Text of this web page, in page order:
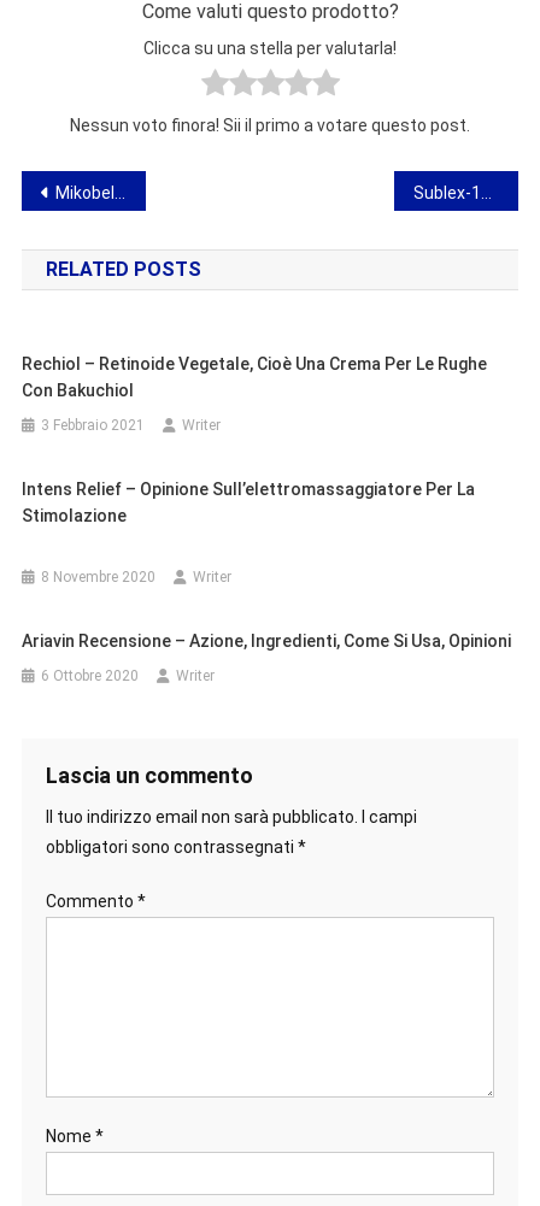
Come valuti questo prodotto?
Clicca su una stella per valutarla!
Nessun voto finora! Sii il primo a votare questo post.
Navigazione
articoli
Mikobelle – opinione su un balsamo per capelli naturale
RELATED POSTS
Rechiol – Retinoide Vegetale, Cioè Una Crema Per Le Rughe
Con Bakuchiol
3 Febbraio 2021 Writer
Intens Relief – Opinione Sull’elettromassaggiatore Per La
Stimolazione
8 Novembre 2020 Writer
Ariavin Recensione – Azione, Ingredienti, Come Si Usa, Opinioni
6 Ottobre 2020 Writer
Lascia un commento
Il tuo indirizzo email non sarà pubblicato.
I campi
obbligatori sono contrassegnati *
Commento *
Nome *